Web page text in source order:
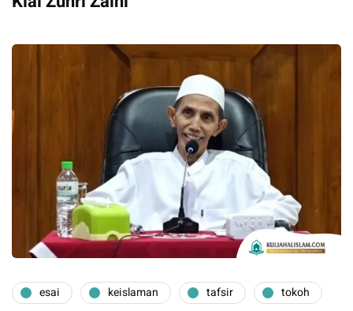
esai keislaman tafsir tokoh